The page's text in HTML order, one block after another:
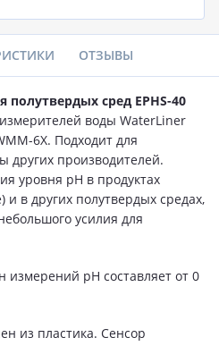
ОТЗЫВЫ
сред EPHS-40
воды WaterLiner
6X. Подходит для
других производителей.
уровня pH в продуктах
в других полутвердых средах,
усилия для
pH составляет от 0
из пластика. Сенсор